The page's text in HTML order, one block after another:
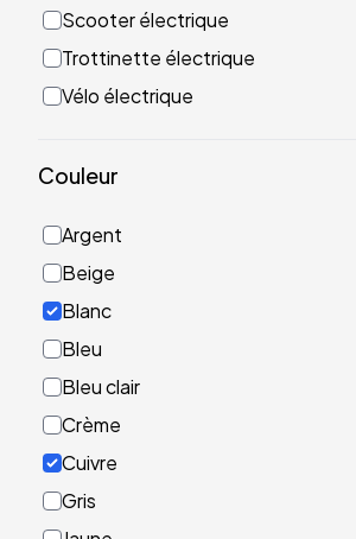
Scooter électrique
Trottinette électrique
Vélo électrique
Couleur
Argent
Beige
Blanc
Bleu
Bleu clair
Crème
Cuivre
Gris